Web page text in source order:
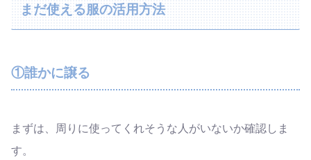
まだ使える服の活用方法
①誰かに譲る
まずは、周りに使ってくれそうな人がいないか確認しま
す。